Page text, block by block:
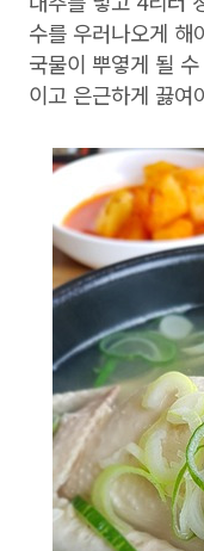
수를 우러나오게 해
국물이 뿌옇게 될
이고 은근하게 끓여